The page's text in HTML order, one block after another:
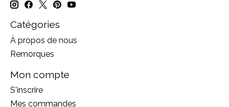
Catégories
À propos de nous
Remorques
Mon compte
S'inscrire
Mes commandes